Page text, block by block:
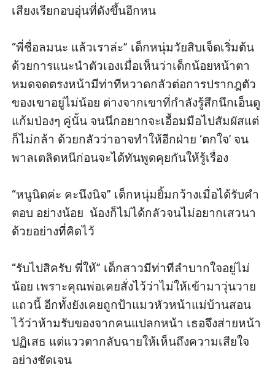
เสียงเรียกอบอุ่นที่ดังขึ้นอีกหน
“พี่ชื่อลมนะ แล้วเราล่ะ” เด็กหนุ่มวัยสิบเจ็ดเริ่มต้น
ด้วยการแนะนำตัวเองเมื่อเห็นว่าเด็กน้อยหน้าตา
หมดจดตรงหน้ามีท่าทีหวาดกลัวต่อการปรากฎตัว
ของเขาอยู่ไม่น้อย ต่างจากเขาที่กำลังรู้สึกนึกเอ็นดู
แก้มป่องๆ คู่นั้น จนนึกอยากจะเอื้อมมือไปสัมผัสแต่
ก็ไม่กล้า ด้วยกลัวว่าอาจทำให้อีกฝ่าย ‘ตกใจ’ จน
พาลเตลิดหนีก่อนจะได้ทันพูดคุยกันให้รู้เรื่อง
“หนูนิดค่ะ คะนึงนิจ” เด็กหนุ่มยิ้มกว้างเมื่อได้รับคำ
ตอบ อย่างน้อย  น้องก็ไม่ได้กลัวจนไม่อยากเสวนา
ด้วยอย่างที่คิดไว้
“รับไปสิครับ พี่ให้” เด็กสาวมีท่าทีลำบากใจอยู่ไม่
น้อย เพราะคุณพ่อเคยสั่งไว้ว่าไม่ให้เข้ามาวุ่นวาย
แถวนี้ อีกทั้งยังเคยถูกป้าแมวหัวหน้าแม่บ้านสอน
ไว้ว่าห้ามรับของจากคนแปลกหน้า เธอจึงส่ายหน้า
ปฏิเสธ แต่แววตากลับฉายให้เห็นถึงความเสียใจ
อย่างชัดเจน